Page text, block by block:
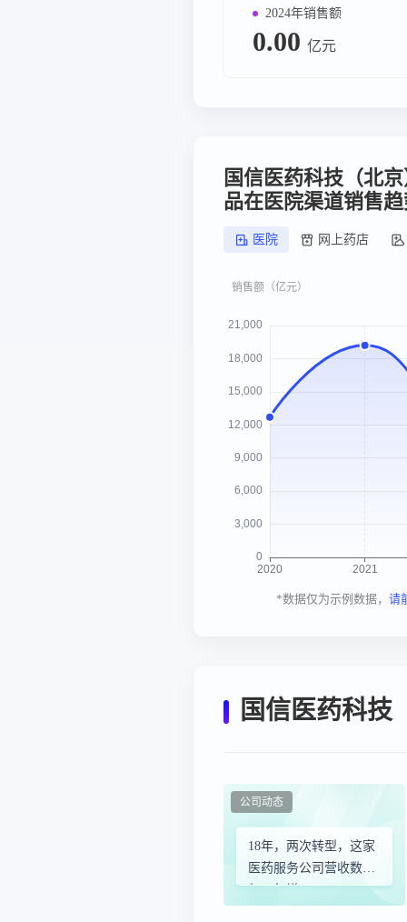
2024年销售额
0.00 亿元
国信医药科技（北
品在医院渠道销售
医院 网上药店
*数据仅为示例数据， 请
国信医药科技
18年，两次转型，这家
医药服务公司营收数
亿、年增15%
公司动态